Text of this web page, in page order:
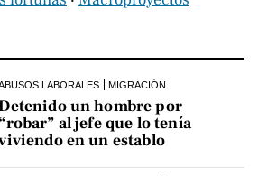
LABORALES MIGRACIÓN
un hombre por
“robar” al jefe que lo tenía
en un establo